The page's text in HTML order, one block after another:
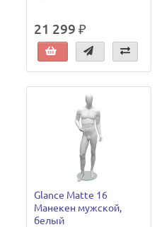
21 299 ₽
Glance Matte 16
Манекен мужской,
белый